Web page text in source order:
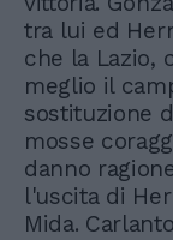
tra lui ed
che la Lazio,
meglio il
sostituzione
mosse
danno
l'uscita di
Mida.